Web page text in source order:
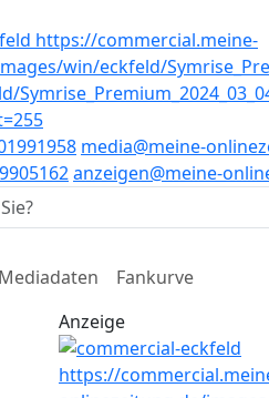
media@meine-
anzeigen@meine-
Mediadaten
Fankurve
Anzeige